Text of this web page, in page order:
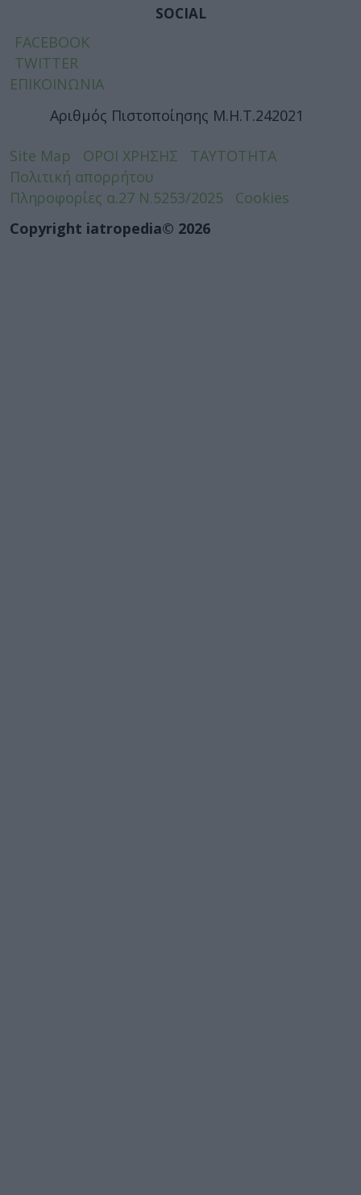
SOCIAL
FACEBOOK
TWITTER
ΕΠΙΚΟΙΝΩΝΙΑ
Αριθμός Πιστοποίησης Μ.Η.Τ.242021
Site Map ΟΡΟΙ ΧΡΗΣΗΣ
ΤΑΥΤΟΤΗΤΑ
Πολιτική απορρήτου
Πληροφορίες α.27 Ν.5253/2025
Cookies
Copyright iatropedia© 2026